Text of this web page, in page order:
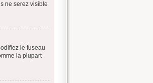
ne serez visible
le fuseau
la plupart